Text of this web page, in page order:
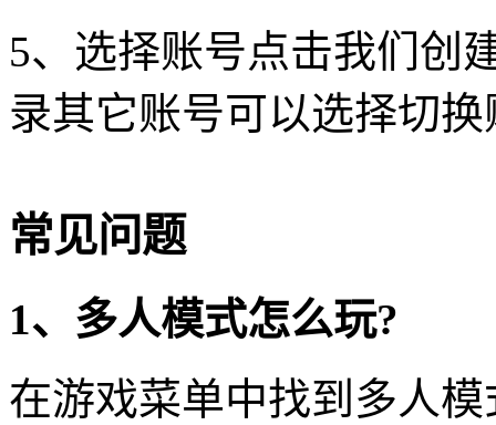
5、选择账号点击我们创
录其它账号可以选择切
常见问题
1、多人模式怎么玩?
在游戏菜单中找到多人